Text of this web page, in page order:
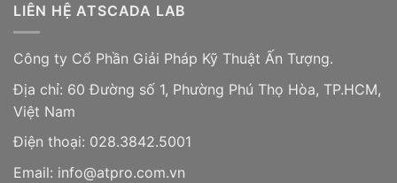
LIÊN HỆ ATSCADA LAB
Công ty Cổ Phần Giải Pháp Kỹ Thuật Ấn Tượng.
Địa chỉ: 60 Đường số 1, Phường Phú Thọ Hòa, TP.HCM,
Việt Nam
Điện thoại: 028.3842.5001
Email: info@atpro.com.vn